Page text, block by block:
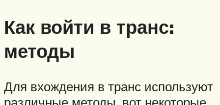
Как войти в транс:
методы
Для вхождения в транс используют